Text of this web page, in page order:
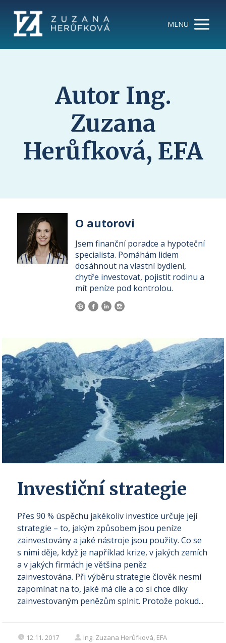
MENU
Autor Ing.
Zuzana
Herůfková, EFA
O autorovi
Jsem finanční poradce a hypoteční
specialista. Pomáhám lidem
dosáhnout na vlastní bydlení,
chytře investovat, pojistit rodinu a
mít peníze pod kontrolou.
Investiční strategie
Přes 90 % úspěchu jakékoliv investice určuje její
strategie – to, jakým způsobem jsou peníze
zainvestovány a jaké nástroje jsou použity. Co se
s nimi děje, když je například krize, v jakých zemích
a v jakých firmách je většina peněz
zainvestována. Při výběru strategie člověk nesmí
zapomínat na to, jaké má cíle a co si chce díky
zainvestovaným penězům splnit. Protože pokud...
12.11. 2017 Ing. Zuzana Herůfková, EFA